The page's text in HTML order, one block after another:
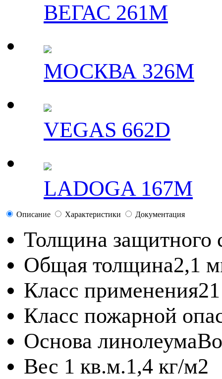
ВЕГАС 261M
МОСКВА 326M
VEGAS 662D
LADOGA 167M
Описание Характеристики Документация
Толщина защитного
Общая толщина2,1
Класс применения21
Класс пожарной
Основа линолеума
Вес 1 кв.м.1,4 кг/м2